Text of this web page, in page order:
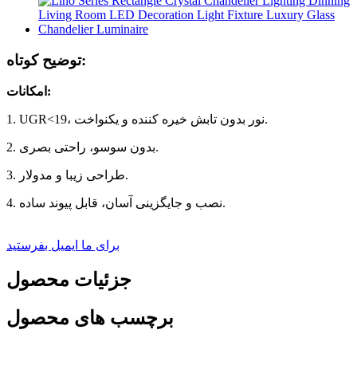
توضیح کوتاه:
امکانات:
1. UGR<19، نور بدون تابش خیره کننده و یکنواخت.
2. بدون سوسو، راحتی بصری.
3. طراحی زیبا و مدولار.
4. نصب و جایگزینی آسان، قابل پیوند ساده.
برای ما ایمیل بفرستید
جزئیات محصول
برچسب های محصول